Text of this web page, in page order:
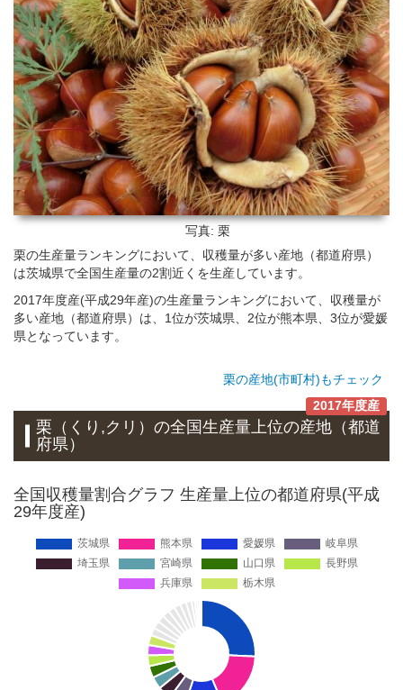
写真: 栗
栗の生産量ランキングにおいて、収穫量が多い産地（都道府県）
は茨城県で全国生産量の2割近くを生産しています。
2017年度産(平成29年産)の生産量ランキングにおいて、収穫量が
多い産地（都道府県）は、1位が茨城県、2位が熊本県、3位が愛媛
県となっています。
栗の産地(市町村)もチェック
2017年度産
栗（くり,クリ）の全国生産量上位の産地 （都道
府県）
全国収穫量割合グラフ 生産量上位の都道府県(平成
29年度産)